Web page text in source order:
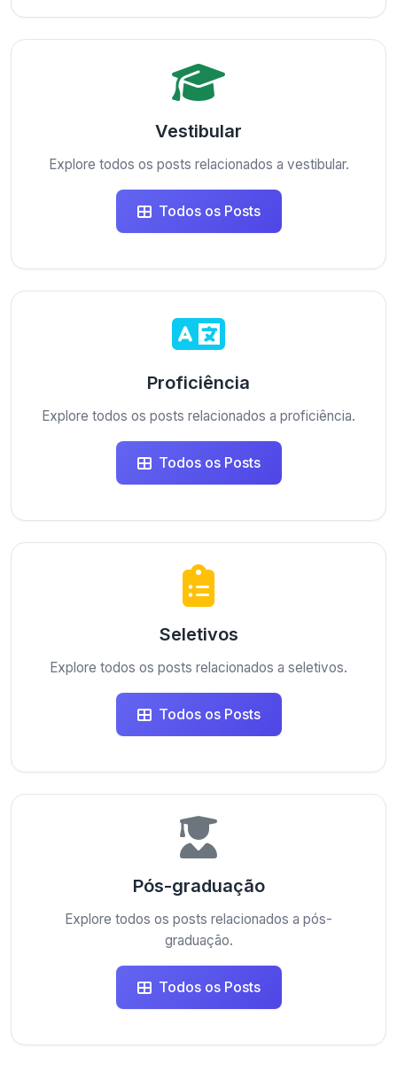
Vestibular
Explore todos os posts relacionados a vestibular.
Todos os Posts
Proficiência
Explore todos os posts relacionados a proficiência.
Todos os Posts
Seletivos
Explore todos os posts relacionados a seletivos.
Todos os Posts
Pós-graduação
Explore todos os posts relacionados a pós-
graduação.
Todos os Posts